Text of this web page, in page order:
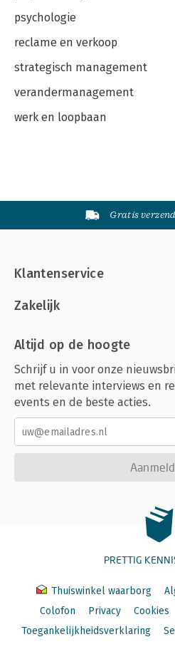
psychologie
reclame en verkoop
strategisch management
verandermanagement
werk en loopbaan
Gratis
Klantenservice
Zakelijk
Altijd op de hoogte
Schrijf u in voor onze
met relevante interviews en
events en de beste acties.
PRETTIG
Thuiswinkel waarborg
Colofon
Privacy Cookies
Toegankelijkheidsverklaring